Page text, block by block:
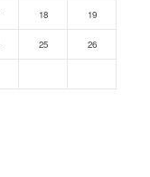
18 19
25 26